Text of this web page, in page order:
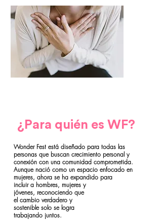
¿Para quién es WF?
Wonder Fest está diseñado para todas las
personas que buscan crecimiento personal y
conexión con una comunidad comprometida.
Aunque nació como un espacio enfocado en
mujeres, ahora se ha expandido para
incluir a hombres, mujeres y
jóvenes, reconociendo que
el cambio verdadero y
sostenible solo se logra
trabajando juntos.